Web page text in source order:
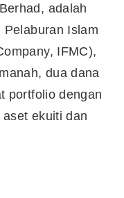
adalah
Islam
IFMC),
dua dana
portfolio dengan
ekuiti dan